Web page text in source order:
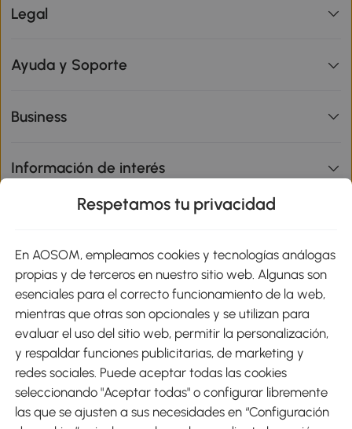
Legal
Ayuda y Soporte
Business
Información de interés
Métodos de Pago
Envíos
Respetamos tu privacidad
En AOSOM, empleamos cookies y tecnologías análogas
propias y de terceros en nuestro sitio web. Algunas son
esenciales para el correcto funcionamiento de la web,
mientras que otras son opcionales y se utilizan para
evaluar el uso del sitio web, permitir la personalización,
y respaldar funciones publicitarias, de marketing y
redes sociales. Puede aceptar todas las cookies
seleccionando "Aceptar todas" o configurar libremente
las que se ajusten a sus necesidades en “Configuración